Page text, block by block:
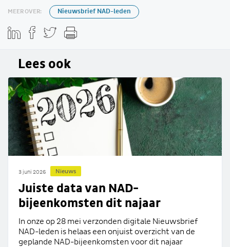
MEER OVER: Nieuwsbrief NAD-leden
Lees ook
3 juni 2026 Nieuws
Juiste data van NAD-
bijeenkomsten dit najaar
In onze op 28 mei verzonden digitale Nieuwsbrief
NAD-leden is helaas een onjuist overzicht van de
geplande NAD-bijeenkomsten voor dit najaar